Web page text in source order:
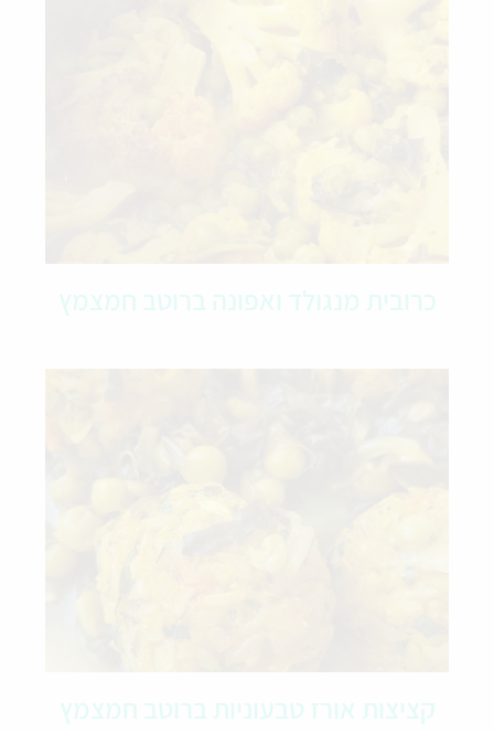
כרובית מנגולד ואפונה ברוטב חמצמץ
קציצות אורז טבעוניות ברוטב חמצמץ